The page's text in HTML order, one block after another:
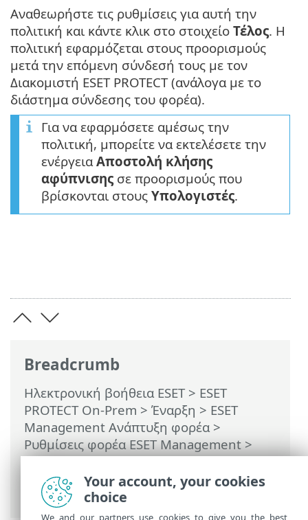
Breadcrumb
Ηλεκτρονική βοήθεια ESET> ESET
PROTECT On-Prem > Έναρξη > ESET
Management Ανάπτυξη φορέα >
Ρυθμίσεις φορέα ESET Management>
Δημιουργία πολιτικής για να επιτρέπεται
η προστασία του φορέα ESET
Management με κωδικό πρόσβασης
Αναθεωρήστε τις ρυθμίσεις για αυτή την
πολιτική και κάντε κλικ στο στοιχείο Τέλος. Η
πολιτική εφαρμόζεται στους προορισμούς
μετά την επόμενη σύνδεσή τους με τον
Διακομιστή ESET PROTECT (ανάλογα με το
διάστημα σύνδεσης του φορέα).
Για να εφαρμόσετε αμέσως την
πολιτική, μπορείτε να εκτελέσετε την
ενέργεια Αποστολή κλήσης
αφύπνισης σε προορισμούς που
βρίσκονται στους Υπολογιστές.
Your account, your cookies
choice
We and our partners use cookies to give you the best